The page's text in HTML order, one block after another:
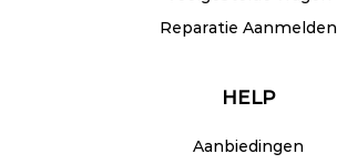
Reparatie Aanmelden
HELP
Aanbiedingen